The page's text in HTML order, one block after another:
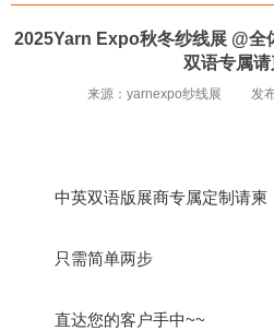
2025Yarn Expo秋冬纱线展 @全
双语专属请
来源：yarnexpo纱线展 发
中英双语版展商专属定制请柬
只需简单两步
直达您的客户手中~~